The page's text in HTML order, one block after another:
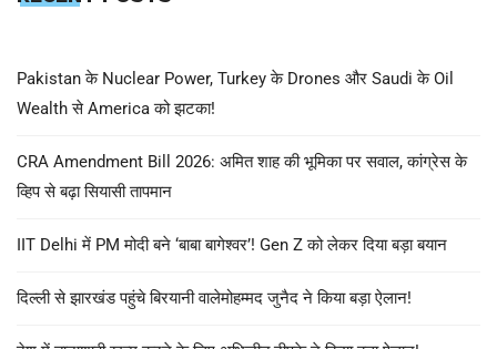
Pakistan के Nuclear Power, Turkey के Drones और Saudi के Oil
Wealth से America को झटका!
CRA Amendment Bill 2026: अमित शाह की भूमिका पर सवाल, कांग्रेस के
व्हिप से बढ़ा सियासी तापमान
IIT Delhi में PM मोदी बने ‘बाबा बागेश्वर’! Gen Z को लेकर दिया बड़ा बयान
दिल्ली से झारखंड पहुंचे बिरयानी वालेमोहम्मद जुनैद ने किया बड़ा ऐलान!